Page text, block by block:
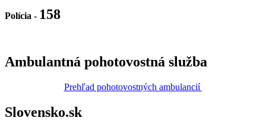
Polícia - 158
Ambulantná pohotovostná služba
Prehľad pohotovostných ambulancií
Slovensko.sk